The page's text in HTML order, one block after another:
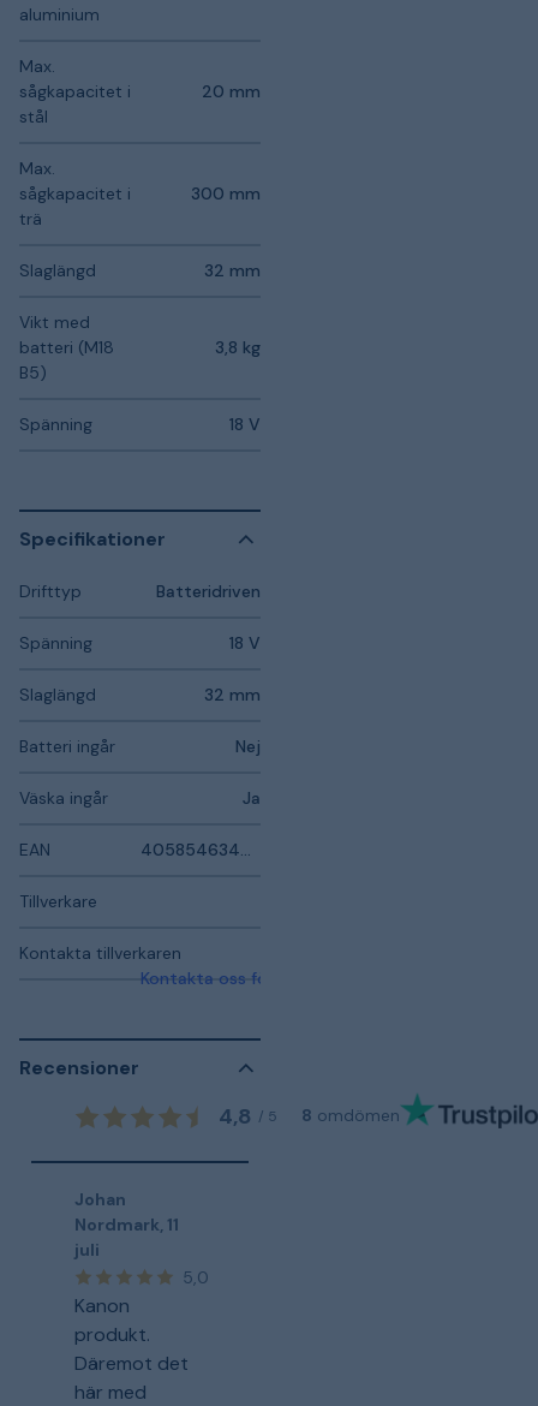
aluminium
Max.
sågkapacitet i
stål
20 mm
Max.
sågkapacitet i
trä
300 mm
Slaglängd 32 mm
Vikt med
batteri (M18
B5)
3,8 kg
Spänning 18 V
Specifikationer
Drifttyp Batteridriven
Spänning 18 V
Slaglängd 32 mm
Batteri ingår Nej
Väska ingår Ja
EAN
Tillverkare
Kontakta tillverkaren
Kontakta oss för mer information
Recensioner
4,8 / 5 8 omdömen
Johan
Nordmark 11
juli
5,0
Kanon
produkt.
Däremot det
här med